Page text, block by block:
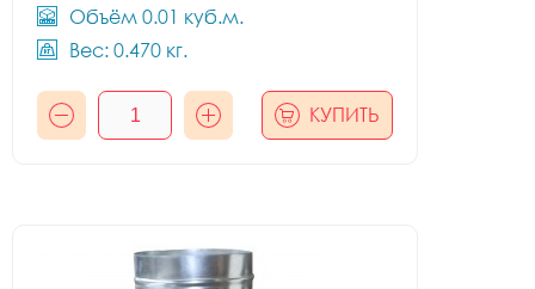
Объём 0.01 куб.м.
Вес: 0.470 кг.
КУПИТЬ